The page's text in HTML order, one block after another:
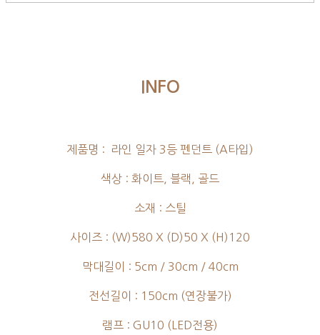
INFO
제품명 : 라인 일자 3등 펜던트 (A타입)
색상 : 화이트, 블랙, 골드
소재 : 스틸
사이즈 : (W)580 X (D)50 X (H)120
막대길이 : 5cm / 30cm / 40cm
전선길이 : 150cm (연장불가)
램프 : GU10 (LED전용)